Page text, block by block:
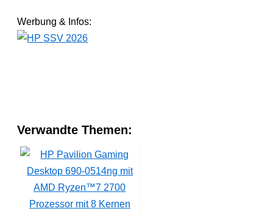
Werbung & Infos:
Verwandte Themen: